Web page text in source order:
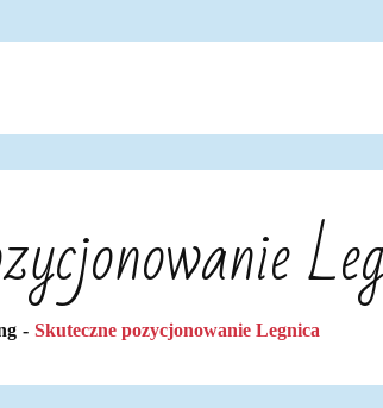
Skuteczne pozycjonowanie Legnica